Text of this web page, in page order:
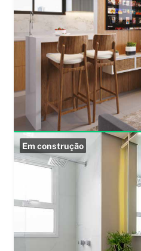
Em construção